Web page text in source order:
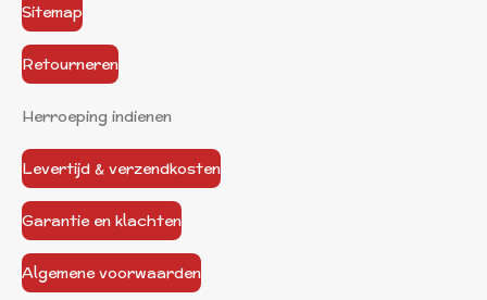
Sitemap
Retourneren
Herroeping indienen
Levertijd & verzendkosten
Garantie en klachten
Algemene voorwaarden